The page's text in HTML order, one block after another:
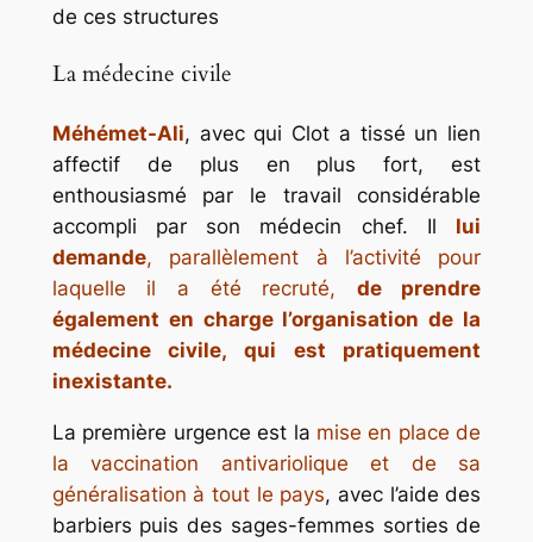
de ces structures
La médecine civile
Méhémet-Ali, avec qui Clot a tissé un lien
affectif de plus en plus fort, est
enthousiasmé par le travail considérable
accompli par son médecin chef. Il lui
demande, parallèlement à l’activité pour
laquelle il a été recruté, de prendre
également en charge l’organisation de la
médecine civile, qui est pratiquement
inexistante.
La première urgence est la mise en place de
la vaccination antivariolique et de sa
généralisation à tout le pays, avec l’aide des
barbiers puis des sages-femmes sorties de